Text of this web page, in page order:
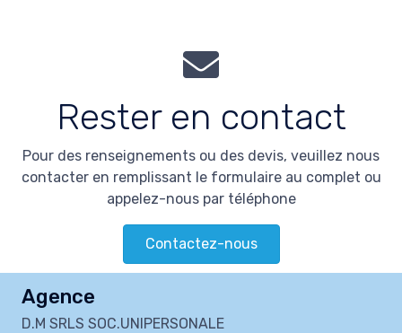
Rester en contact
Pour des renseignements ou des devis, veuillez nous
contacter en remplissant le formulaire au complet ou
appelez-nous par téléphone
Contactez-nous
Agence
D.M SRLS SOC.UNIPERSONALE